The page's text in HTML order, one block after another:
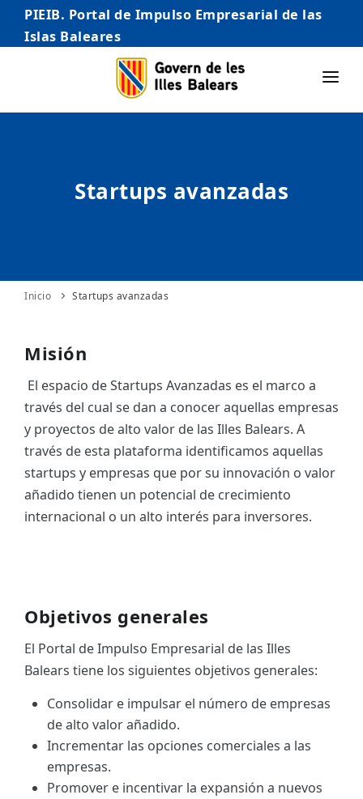
PIEIB. Portal de Impulso Empresarial de las
Islas Baleares
INICIO
AUTÓNOMO/AUTÓNOMA
INTERNACIONALIZACIÓN
ES
CAT
Startups avanzadas
Inicio Startups avanzadas
Misión
El espacio de Startups Avanzadas es el marco a
través del cual se dan a conocer aquellas empresas
y proyectos de alto valor de las Illes Balears. A
través de esta plataforma identificamos aquellas
startups y empresas que por su innovación o valor
añadido tienen un potencial de crecimiento
internacional o un alto interés para inversores.
Objetivos generales
El Portal de Impulso Empresarial de las Illes
Balears tiene los siguientes objetivos generales:
Consolidar e impulsar el número de empresas
de alto valor añadido.
Incrementar las opciones comerciales a las
empresas.
Promover e incentivar la expansión a nuevos